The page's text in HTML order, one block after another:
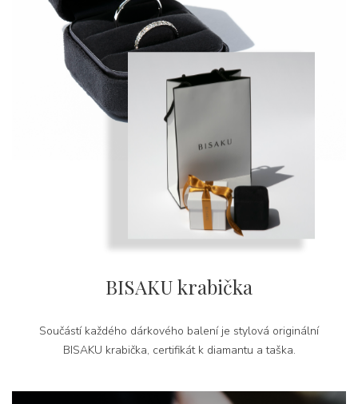
BISAKU krabička
Součástí každého dárkového balení je stylová originální
BISAKU krabička, certifikát k diamantu a taška.